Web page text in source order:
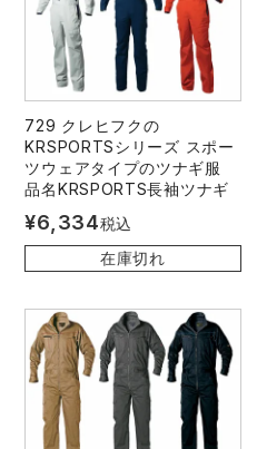
729 クレヒフクの
KRSPORTSシリーズ スポー
ツウェアタイプのツナギ服
品名KRSPORTS長袖ツナギ
¥6,334税込
在庫切れ